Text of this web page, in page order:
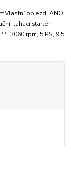
pojezd: ANO
tahací startér
3060 rpm, 5 PS, 9,5